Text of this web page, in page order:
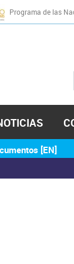
Programa de las
[EN]